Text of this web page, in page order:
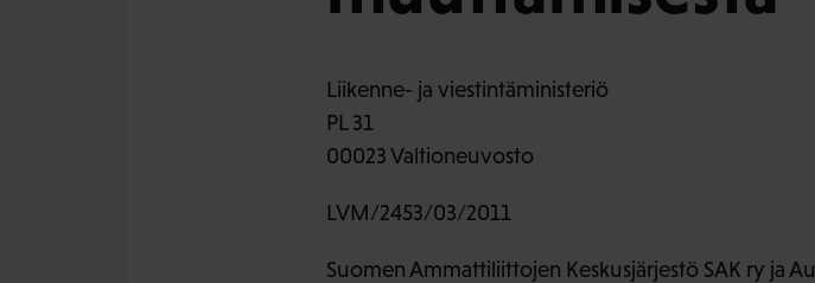
Liikenne- ja viestintäministeriö
PL 31
00023 Valtioneuvosto
LVM/2453/03/2011
Suomen Ammattiliittojen Keskusjärjestö SAK ry ja